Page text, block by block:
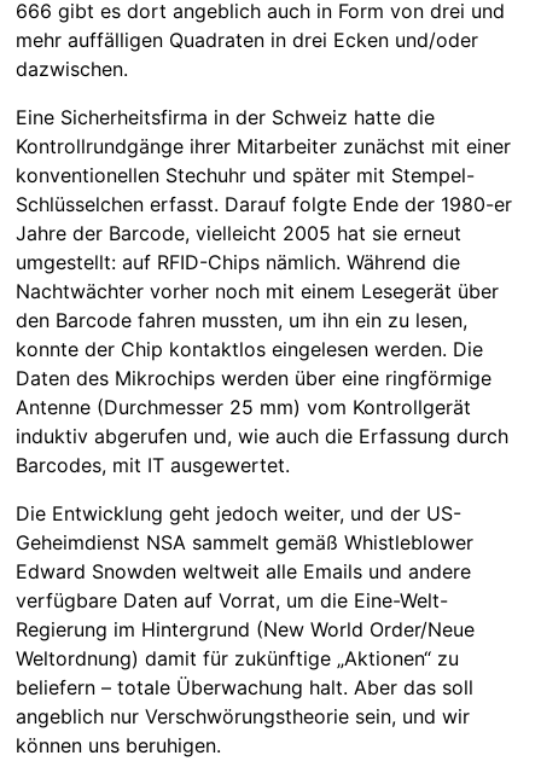
666 gibt es dort angeblich auch in Form von drei und
mehr auffälligen Quadraten in drei Ecken und/oder
dazwischen.
Eine Sicherheitsfirma in der Schweiz hatte die
Kontrollrundgänge ihrer Mitarbeiter zunächst mit einer
konventionellen Stechuhr und später mit Stempel-
Schlüsselchen erfasst. Darauf folgte Ende der 1980-er
Jahre der Barcode, vielleicht 2005 hat sie erneut
umgestellt: auf RFID-Chips nämlich. Während die
Nachtwächter vorher noch mit einem Lesegerät über
den Barcode fahren mussten, um ihn ein zu lesen,
konnte der Chip kontaktlos eingelesen werden. Die
Daten des Mikrochips werden über eine ringförmige
Antenne (Durchmesser 25 mm) vom Kontrollgerät
induktiv abgerufen und, wie auch die Erfassung durch
Barcodes, mit IT ausgewertet.
Die Entwicklung geht jedoch weiter, und der US-
Geheimdienst NSA sammelt gemäß Whistleblower
Edward Snowden weltweit alle Emails und andere
verfügbare Daten auf Vorrat, um die Eine-Welt-
Regierung im Hintergrund (New World Order/Neue
Weltordnung) damit für zukünftige „Aktionen“ zu
beliefern – totale Überwachung halt. Aber das soll
angeblich nur Verschwörungstheorie sein, und wir
können uns beruhigen.